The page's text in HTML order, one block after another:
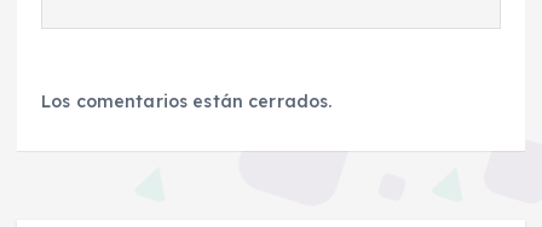
Los comentarios están cerrados.